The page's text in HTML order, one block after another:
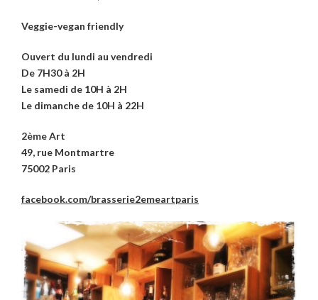
Veggie-vegan friendly
Ouvert du lundi au vendredi
De 7H30 à 2H
Le samedi de 10H à 2H
Le dimanche de 10H à 22H
2ème Art
49, rue Montmartre
75002 Paris
facebook.com/brasserie2emeartparis